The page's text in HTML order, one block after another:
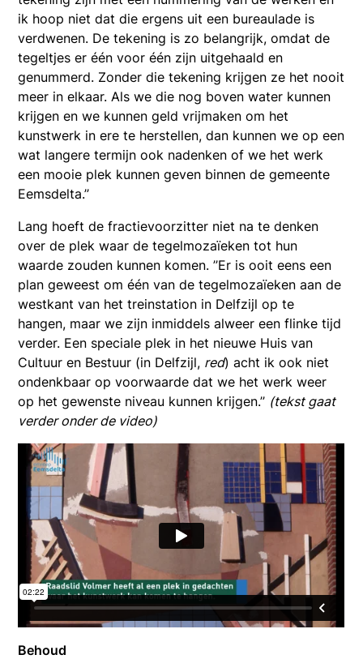
ik hoop niet dat die ergens uit een bureaulade is
verdwenen. De tekening is zo belangrijk, omdat de
tegeltjes er één voor één zijn uitgehaald en
genummerd. Zonder die tekening krijgen ze het nooit
meer in elkaar. Als we die nog boven water kunnen
krijgen en we kunnen geld vrijmaken om het
kunstwerk in ere te herstellen, dan kunnen we op een
wat langere termijn ook nadenken of we het werk
een mooie plek kunnen geven binnen de gemeente
Eemsdelta.’’
Lang hoeft de fractievoorzitter niet na te denken
over de plek waar de tegelmozaïeken tot hun
waarde zouden kunnen komen. ’’Er is ooit eens een
plan geweest om één van de tegelmozaïeken aan de
westkant van het treinstation in Delfzijl op te
hangen, maar we zijn inmiddels alweer een flinke tijd
verder. Een speciale plek in het nieuwe Huis van
Cultuur en Bestuur (in Delfzijl, red) acht ik ook niet
ondenkbaar op voorwaarde dat we het werk weer
op het gewenste niveau kunnen krijgen.’’ (tekst gaat
verder onder de video)
Behoud